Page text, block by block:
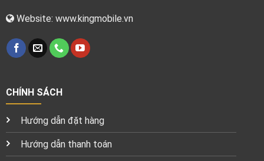
Website: www.kingmobile.vn
CHÍNH SÁCH
Hướng dẫn đặt hàng
Hướng dẫn thanh toán